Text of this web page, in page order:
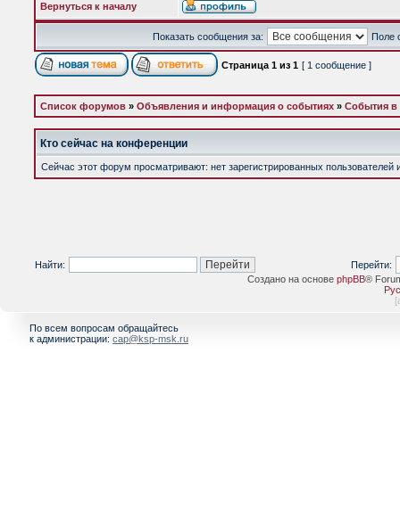
Вернуться к началу
Показать сообщения за: Поле
Страница 1 из 1 [ 1 сообщение ]
Список форумов » Объявления и информация о событиях » События в
Кто сейчас на конференции
Сейчас этот форум просматривают: нет зарегистрированных пользователей
Найти:
Перейти:
Создано на основе phpBB®
[
По всем вопросам обращайтесь
к администрации: cap@ksp-msk.ru